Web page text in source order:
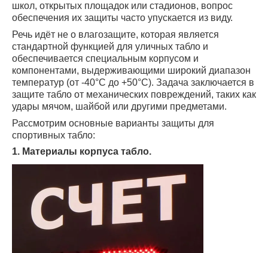
школ, открытых площадок или стадионов, вопрос
обеспечения их защиты часто упускается из виду.
Речь идёт не о влагозащите, которая является
стандартной функцией для уличных табло и
обеспечивается специальным корпусом и
компонентами, выдерживающими широкий диапазон
температур (от -40°C до +50°C). Задача заключается в
защите табло от механических повреждений, таких как
удары мячом, шайбой или другими предметами.
Рассмотрим основные варианты защиты для
спортивных табло:
1. Материалы корпуса табло.